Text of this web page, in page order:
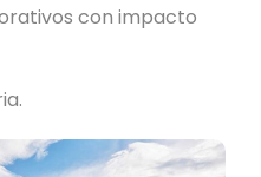
con impacto